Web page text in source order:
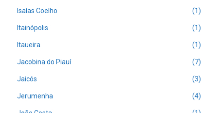
Isaías Coelho (1)
Itainópolis (1)
Itaueira (1)
Jacobina do Piauí (7)
Jaicós (3)
Jerumenha (4)